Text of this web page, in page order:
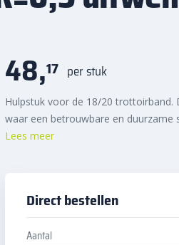
48,17 per stuk
Hulpstuk voor de 18/20
waar een betrouwbare en duurzame
Lees meer
Direct bestellen
Aantal